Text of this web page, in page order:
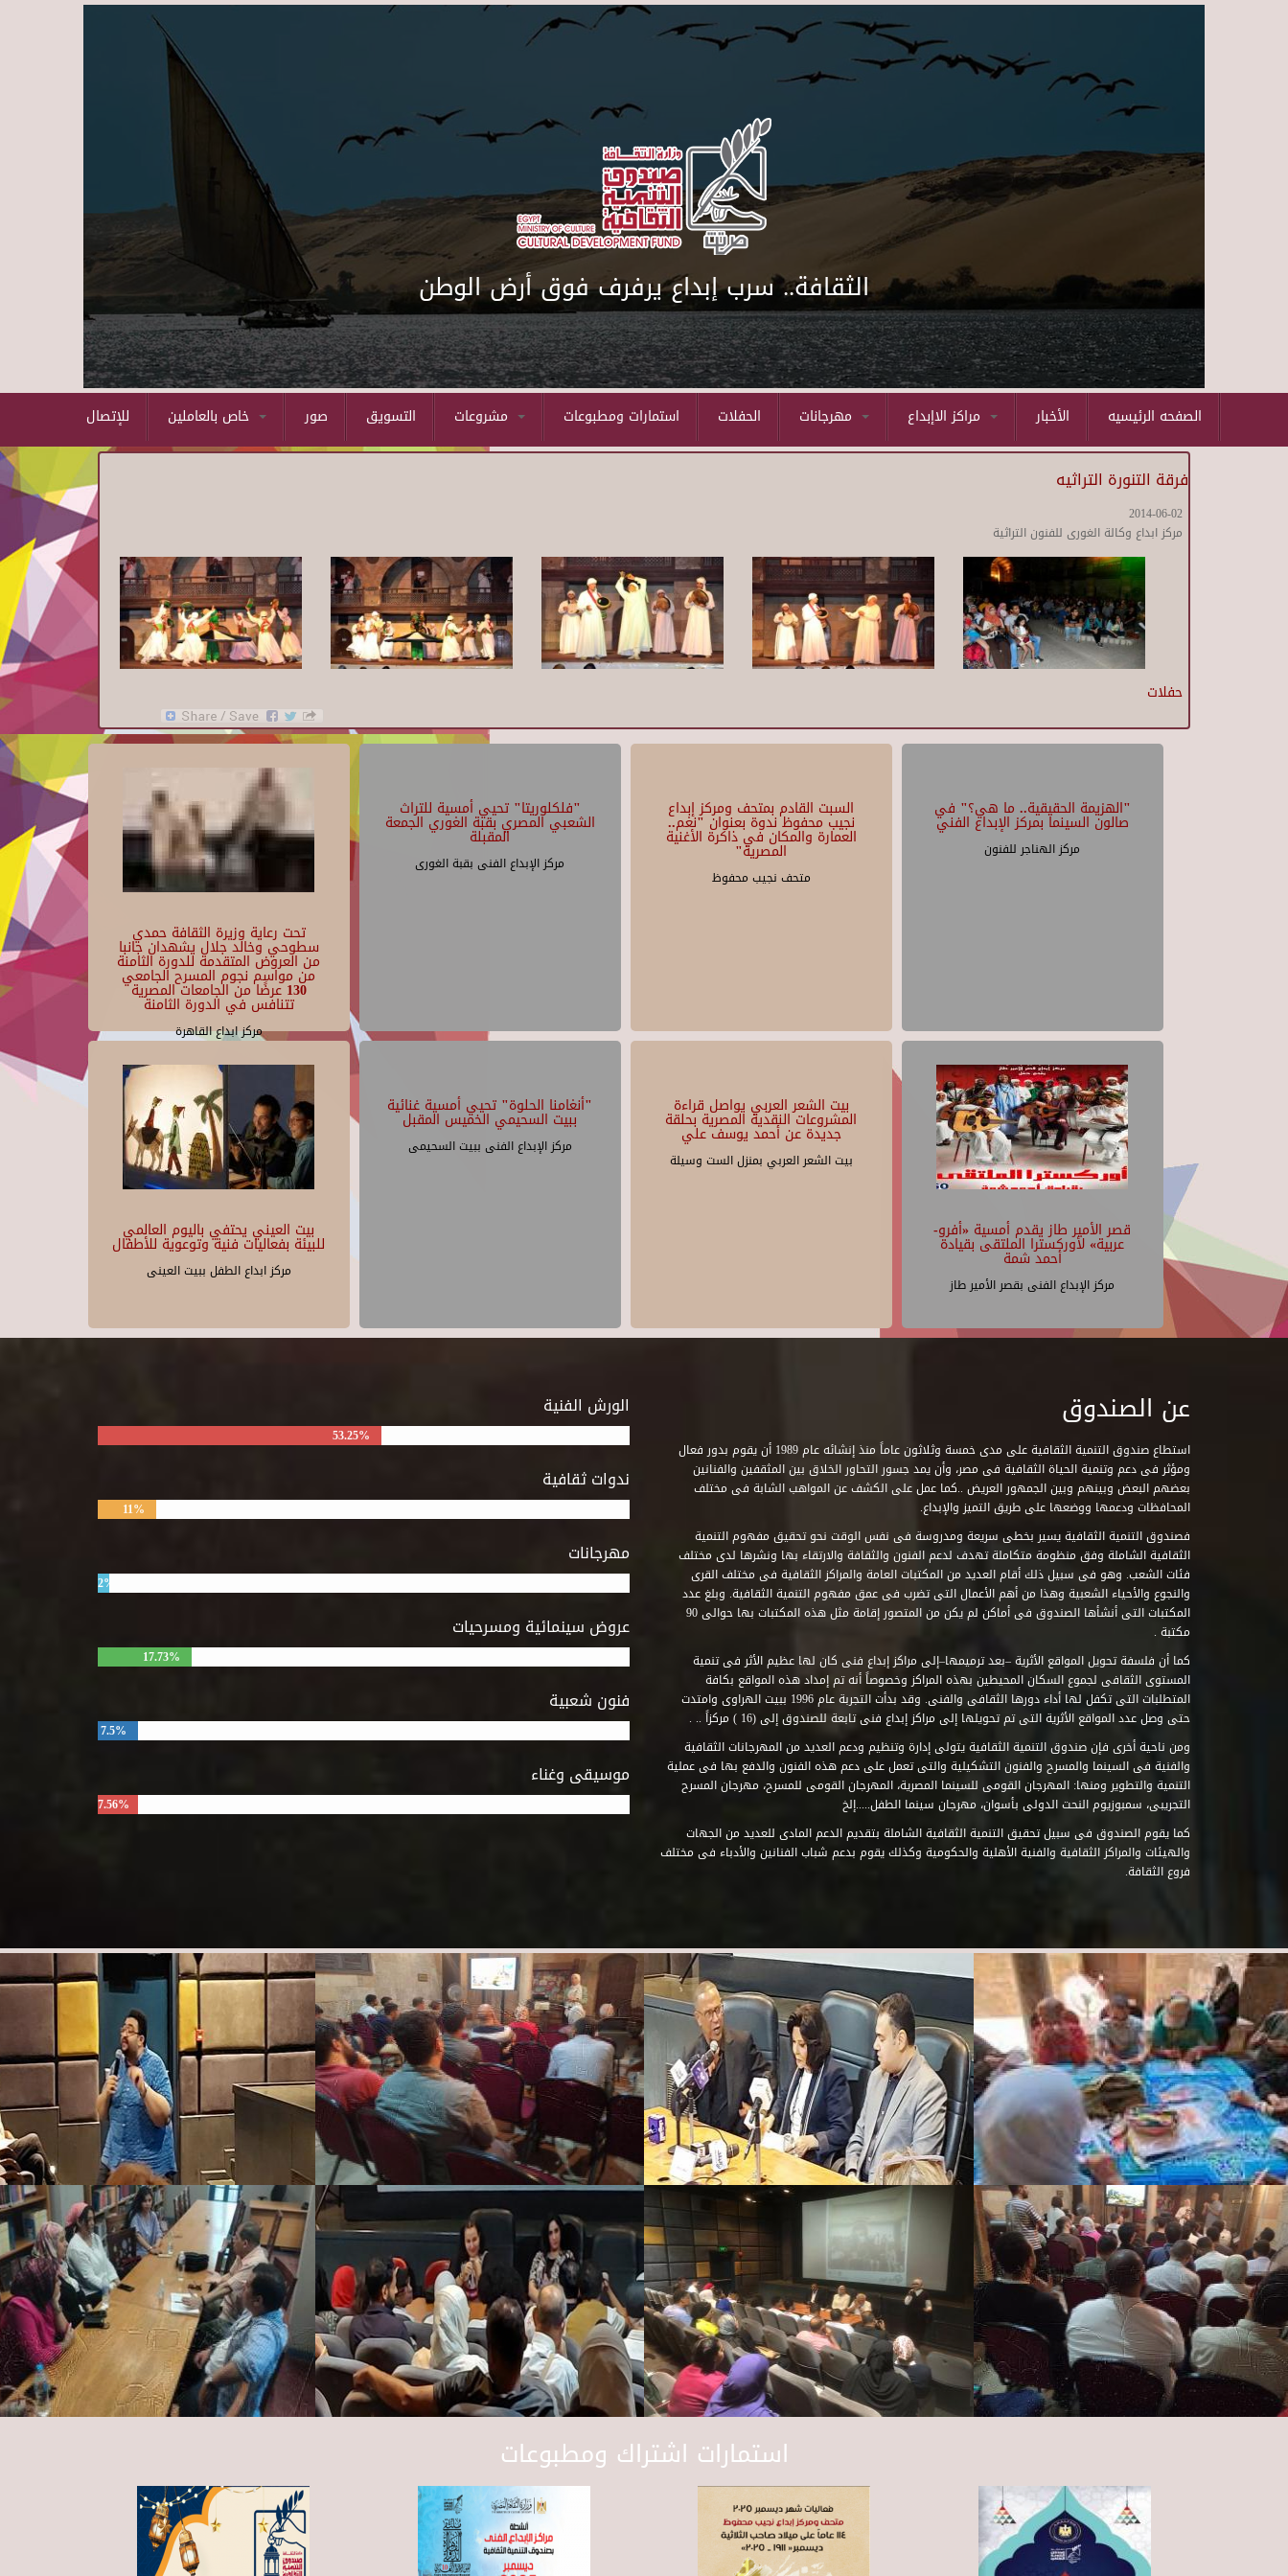
Skip to main content
الثقافة.. سرب إبداع يرفرف فوق أرض الوطن
للإتصال صور التسويق استمارات ومطبوعات الحفلات الأخبار الصفحه الرئيسيه
فرقة التنورة التراثيه
2014-06-02
مركز ابداع وكالة الغورى للفنون التراثية
حفلات
تحت رعاية وزيرة الثقافة حمدي
سطوحي وخالد جلال يشهدان جانبا
من العروض المتقدمة للدورة الثامنة
من مواسم نجوم المسرح الجامعي
130 عرضًا من الجامعات المصرية
تتنافس في الدورة الثامنة
مركز ابداع القاهرة
"فلكلوريتا" تحيي أمسية للتراث
الشعبي المصري بقبة الغوري الجمعة
المقبلة
مركز الإبداع الفنى بقبة الغورى
السبت القادم بمتحف ومركز إبداع
نجيب محفوظ ندوة بعنوان "نغم..
العمارة والمكان في ذاكرة الأغنية
المصرية"
متحف نجيب محفوظ
"الهزيمة الحقيقية.. ما هي؟" في
صالون السينما بمركز الإبداع الفني
مركز الهناجر للفنون
بيت العيني يحتفي باليوم العالمي
للبيئة بفعاليات فنية وتوعوية للأطفال
مركز ابداع الطفل ببيت العينى
"أنغامنا الحلوة" تحيي أمسية غنائية
ببيت السحيمي الخميس المقبل
مركز الإبداع الفنى ببيت السحيمى
بيت الشعر العربي يواصل قراءة
المشروعات النقدية المصرية بحلقة
جديدة عن أحمد يوسف علي
بيت الشعر العربي بمنزل الست وسيلة
قصر الأمير طاز يقدم أمسية «أفرو-
عربية» لأوركسترا الملتقى بقيادة
أحمد شمة
مركز الإبداع الفنى بقصر الأمير طاز
الورش الفنية
53.25%
ندوات ثقافية
11%
مهرجانات
2%
عروض سينمائية ومسرحيات
17.73%
فنون شعبية
7.5%
موسيقى وغناء
7.56%
عن الصندوق
استطاع صندوق التنمية الثقافية على مدى خمسة وثلاثون عاماً منذ إنشائه عام 1989 أن يقوم بدور فعال
ومؤثر فى دعم وتنمية الحياة الثقافية فى مصر، وأن يمد جسور التحاور الخلاق بين المثقفين والفنانين
بعضهم البعض وبينهم وبين الجمهور العريض ..كما عمل على الكشف عن المواهب الشابة فى مختلف
المحافظات ودعمها ووضعها على طريق التميز والإبداع.
فصندوق التنمية الثقافية يسير بخطى سريعة ومدروسة فى نفس الوقت نحو تحقيق مفهوم التنمية
الثقافية الشاملة وفق منظومة متكاملة تهدف لدعم الفنون والثقافة والارتقاء بها ونشرها لدى مختلف
فئات الشعب. وهو فى سبيل ذلك أقام العديد من المكتبات العامة والمراكز الثقافية فى مختلف القرى
والنجوع والأحياء الشعبية وهذا من أهم الأعمال التى تضرب فى عمق مفهوم التنمية الثقافية. وبلغ عدد
المكتبات التى أنشأها الصندوق فى أماكن لم يكن من المتصور إقامة مثل هذه المكتبات بها حوالى 90
مكتبة .
كما أن فلسفة تحويل المواقع الأثرية –بعد ترميمها–إلى مراكز إبداع فنى كان لها عظيم الأثر فى تنمية
المستوى الثقافى لجموع السكان المحيطين بهذه المراكز وخصوصاً أنه تم إمداد هذه المواقع بكافة
المتطلبات التى تكفل لها أداء دورها الثقافى والفنى. وقد بدأت التجربة عام 1996 ببيت الهراوى وامتدت
حتى وصل عدد المواقع الأثرية التى تم تحويلها إلى مراكز إبداع فنى تابعة للصندوق إلى (16 ) مركزاً .. .
ومن ناحية أخرى فإن صندوق التنمية الثقافية يتولى إدارة وتنظيم ودعم العديد من المهرجانات الثقافية
والفنية فى السينما والمسرح والفنون التشكيلية والتى تعمل على دعم هذه الفنون والدفع بها فى عملية
التنمية والتطوير ومنها: المهرجان القومى للسينما المصرية، المهرجان القومى للمسرح، مهرجان المسرح
التجريبى، سمبوزيوم النحت الدولى بأسوان، مهرجان سينما الطفل.....إلخ
كما يقوم الصندوق فى سبيل تحقيق التنمية الثقافية الشاملة بتقديم الدعم المادى للعديد من الجهات
والهيئات والمراكز الثقافية والفنية الأهلية والحكومية وكذلك يقوم بدعم شباب الفنانين والأدباء فى مختلف
فروع الثقافة.
استمارات اشتراك ومطبوعات